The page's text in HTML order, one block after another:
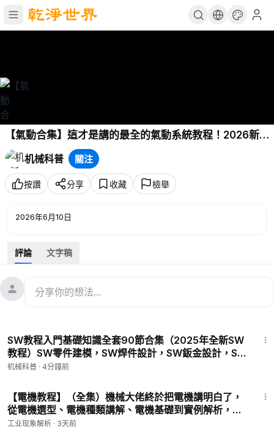
【氣動合集】這才是講的最全的氣動系統教程！2026新
版！內容涵蓋：氣動系統、氣動元件、氣動迴路、電磁閥
等所有氣動知識！讓你少走99%的彎路！ P1 - 課程導
讀：電磁閥上篇
机械科普 關注
按讚 分享 收藏 檢舉
2026年6月10日
評論 文字稿
SW教程入門基礎知識全套90節合集（2025年全新SW
教程）SW零件建模，SW焊件設計，SW鈑金設計，SW
工程圖 ，SW裝配體設計，機械設計必學教程！ P9 - 草
机械科普 · 4分鐘前
【電機教程】（全集）機械大佬終於把電機講明白了，
從電機選型、電機種類講解、電機基礎到實例解析，這
絕對是最清晰的電機教程！你肯定能學會！ P9 - 步進
工业现象解析 · 3天前